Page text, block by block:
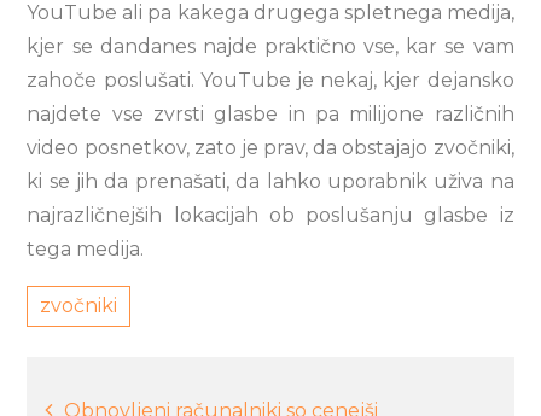
YouTube ali pa kakega drugega spletnega medija,
kjer se dandanes najde praktično vse, kar se vam
zahoče poslušati. YouTube je nekaj, kjer dejansko
najdete vse zvrsti glasbe in pa milijone različnih
video posnetkov, zato je prav, da obstajajo zvočniki,
ki se jih da prenašati, da lahko uporabnik uživa na
najrazličnejših lokacijah ob poslušanju glasbe iz
tega medija.
zvočniki
Obnovljeni računalniki so cenejši